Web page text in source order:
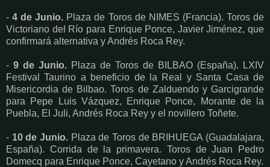
-4 de Junio. Plaza de Toros de NIMES (Francia). Toros de
Victoriano del Río para Enrique Ponce, Javier Jiménez, que
confirmará alternativa y Andrés Roca Rey.
- 9 de Junio. Plaza de Toros de BILBAO (España). LXIV
Festival Taurino a beneficio de la Real y Santa Casa de
Misericordia de Bilbao. Toros de Zalduendo y Garcigrande
para Pepe Luis Vázquez, Enrique Ponce, Morante de la
Puebla, El Juli, Andrés Roca Rey y el novillero Toñete.
- 10 de Junio. Plaza de Toros de BRIHUEGA (Guadalajara,
España). Corrida de la primavera. Toros de Juan Pedro
Domecq para Enrique Ponce, Cayetano y Andrés Roca Rey.